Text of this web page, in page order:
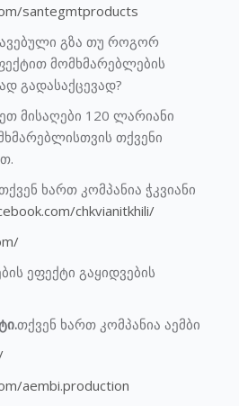
santegmtproducts
გზა თუ როგორ
მომხმარებლების
გადასაქცევად?
მისაღები 120 ლარიანი
თქვენი
ხართ კომპანია ჭკვიანი
chkvianitkhili/
ეფექტი გაყიდვების
თქვენ ხართ კომპანია აემბი
aembi.production